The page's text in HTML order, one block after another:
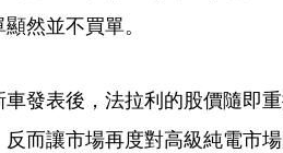
然並不買單。
車發表後，法拉利的股價隨即
反而讓市場再度對高級純電市